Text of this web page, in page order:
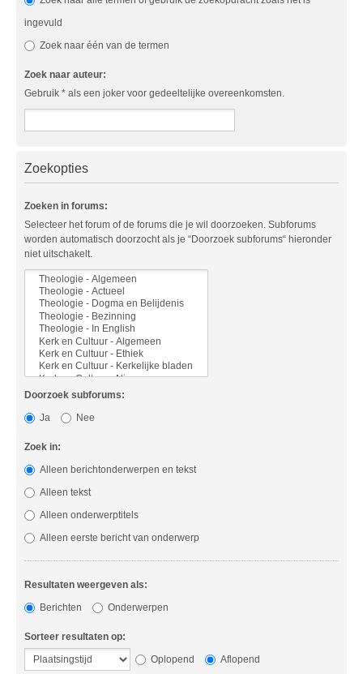
ingevuld
Zoek naar één van de termen
Zoek naar auteur:
Gebruik * als een joker voor gedeeltelijke overeenkomsten.
Zoekopties
Zoeken in forums:
Selecteer het forum of de forums die je wil doorzoeken. Subforums
worden automatisch doorzocht als je “Doorzoek subforums“ hieronder
niet uitschakelt.
Doorzoek subforums:
Ja
Nee
Zoek in:
Alleen berichtonderwerpen en tekst
Alleen tekst
Alleen onderwerptitels
Alleen eerste bericht van onderwerp
Resultaten weergeven als:
Berichten
Onderwerpen
Sorteer resultaten op:
Oplopend
Aflopend